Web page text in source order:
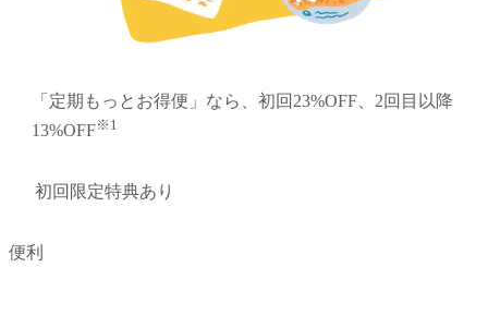
「定期もっとお得便」なら、初回23%OFF、2回目以降
13%OFF※1
初回限定特典あり
便利